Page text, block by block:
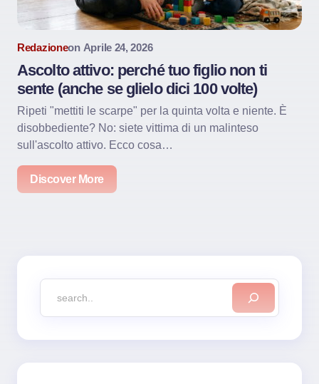
Redazioneon Aprile 24, 2026
Ascolto attivo: perché tuo figlio non ti
sente (anche se glielo dici 100 volte)
Ripeti "mettiti le scarpe" per la quinta volta e niente. È
disobbediente? No: siete vittima di un malinteso
sull'ascolto attivo. Ecco cosa…
Discover More